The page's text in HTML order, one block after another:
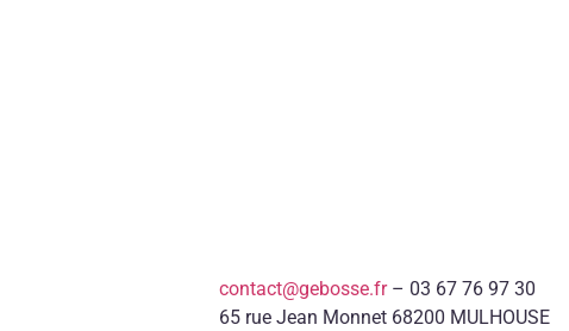
contact@gebosse.fr– 03 67 76 97 30
65 rue Jean Monnet 68200 MULHOUSE